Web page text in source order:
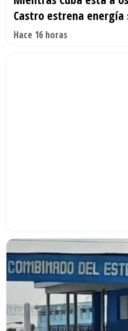
Castro estrena energía
Hace 16 horas